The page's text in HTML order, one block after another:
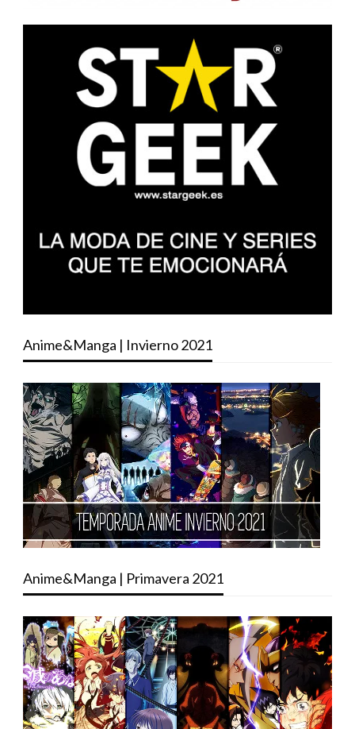
Anime&Manga | Invierno 2021
Anime&Manga | Primavera 2021